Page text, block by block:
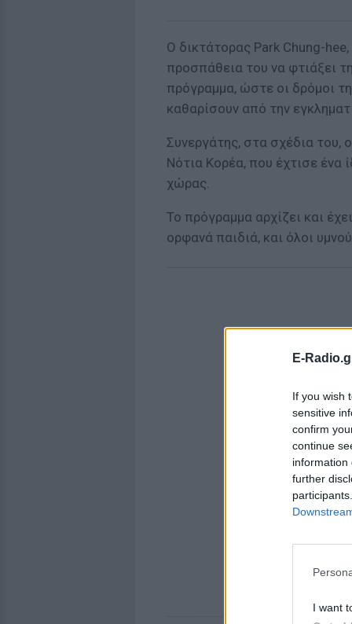
E-
If you wish
sensitive
confirm
continue
information
further
I want
Ο δικτάτορας Park Chung-
προσπάθεια του να φτιάξει
πρόγραμμα, ώστε οι δρόμοι
καθαρίσουν από την
Συνεργάτης, στα σχέδια του,
Νότια Κορέα, που έχτισε ένα
χώρας.
Το πρόγραμμα αρχίζει και
ορφανά παιδιά, και όλοι